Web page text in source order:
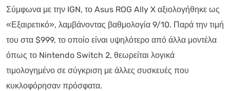
Σύμφωνα με την IGN, το Asus ROG Ally X αξιολογήθηκε ως
«Εξαιρετικό», λαμβάνοντας βαθμολογία 9/10. Παρά την τιμή
του στα $999, το οποίο είναι υψηλότερο από άλλα μοντέλα
όπως το Nintendo Switch 2, θεωρείται λογικά
τιμολογημένο σε σύγκριση με άλλες συσκευές που
κυκλοφόρησαν πρόσφατα.